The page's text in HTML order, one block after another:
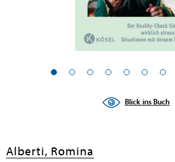
Blick ins Buch
Alberti, Romina